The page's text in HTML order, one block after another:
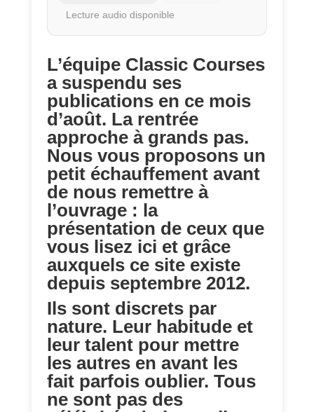
Lecture audio disponible
L’équipe Classic Courses
a suspendu ses
publications en ce mois
d’août. La rentrée
approche à grands pas.
Nous vous proposons un
petit échauffement avant
de nous remettre à
l’ouvrage : la
présentation de ceux que
vous lisez ici et grâce
auxquels ce site existe
depuis septembre 2012.
Ils sont discrets par
nature. Leur habitude et
leur talent pour mettre
les autres en avant les
fait parfois oublier. Tous
ne sont pas des